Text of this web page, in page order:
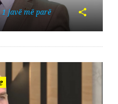
1 javë më parë